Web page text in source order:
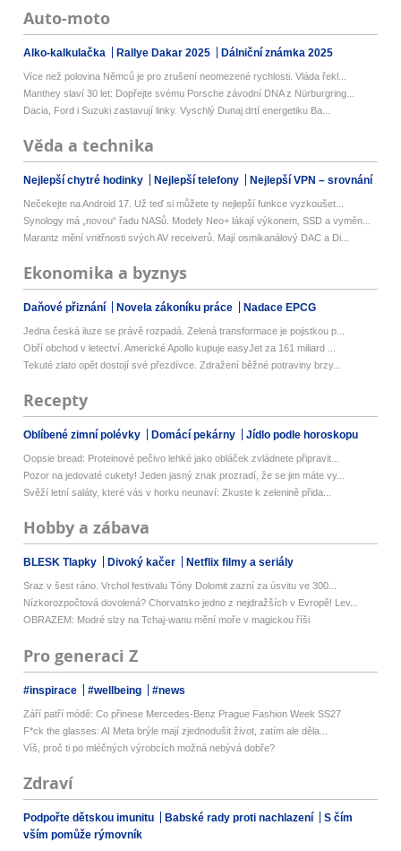
Auto-moto
Alko-kalkulačka Rallye Dakar 2025 Dálniční známka 2025
Více než polovina Němců je pro zrušení neomezené rychlosti. Vláda řekl...
Manthey slaví 30 let: Dopřejte svému Porsche závodní DNA z Nürburgring...
Dacia, Ford i Suzuki zastavují linky. Vyschlý Dunaj drtí energetiku Ba...
Věda a technika
Nejlepší chytré hodinky Nejlepší telefony Nejlepší VPN – srovnání
Nečekejte na Android 17. Už teď si můžete ty nejlepší funkce vyzkoušet...
Synology má „novou“ řadu NASů. Modely Neo+ lákají výkonem, SSD a vyměn...
Marantz mění vnitřnosti svých AV receiverů. Mají osmikanálový DAC a Di...
Ekonomika a byznys
Daňové přiznání Novela zákoníku práce Nadace EPCG
Jedna česká iluze se právě rozpadá. Zelená transformace je pojistkou p...
Obří obchod v letectví. Americké Apollo kupuje easyJet za 161 miliard ...
Tekuté zlato opět dostojí své přezdívce. Zdražení běžné potraviny brzy...
Recepty
Oblíbené zimní polévky Domácí pekárny Jídlo podle horoskopu
Oopsie bread: Proteinové pečivo lehké jako obláček zvládnete připravit...
Pozor na jedovaté cukety! Jeden jasný znak prozradí, že se jim máte vy...
Svěží letní saláty, které vás v horku neunaví: Zkuste k zelenině přida...
Hobby a zábava
BLESK Tlapky Divoký kačer Netflix filmy a seriály
Sraz v šest ráno. Vrchol festivalu Tóny Dolomit zazní za úsvitu ve 300...
Nízkorozpočtová dovolená? Chorvatsko jedno z nejdražších v Evropě! Lev...
OBRAZEM: Modré slzy na Tchaj-wanu mění moře v magickou říši
Pro generaci Z
#inspirace #wellbeing #news
Září patří módě: Co přinese Mercedes-Benz Prague Fashion Week SS27
F*ck the glasses: AI Meta brýle mají zjednodušit život, zatím ale děla...
Víš, proč ti po mléčných výrobcích možná nebývá dobře?
Zdraví
Podpořte dětskou imunitu Babské rady proti nachlazení
S čím
vším pomůže rýmovník